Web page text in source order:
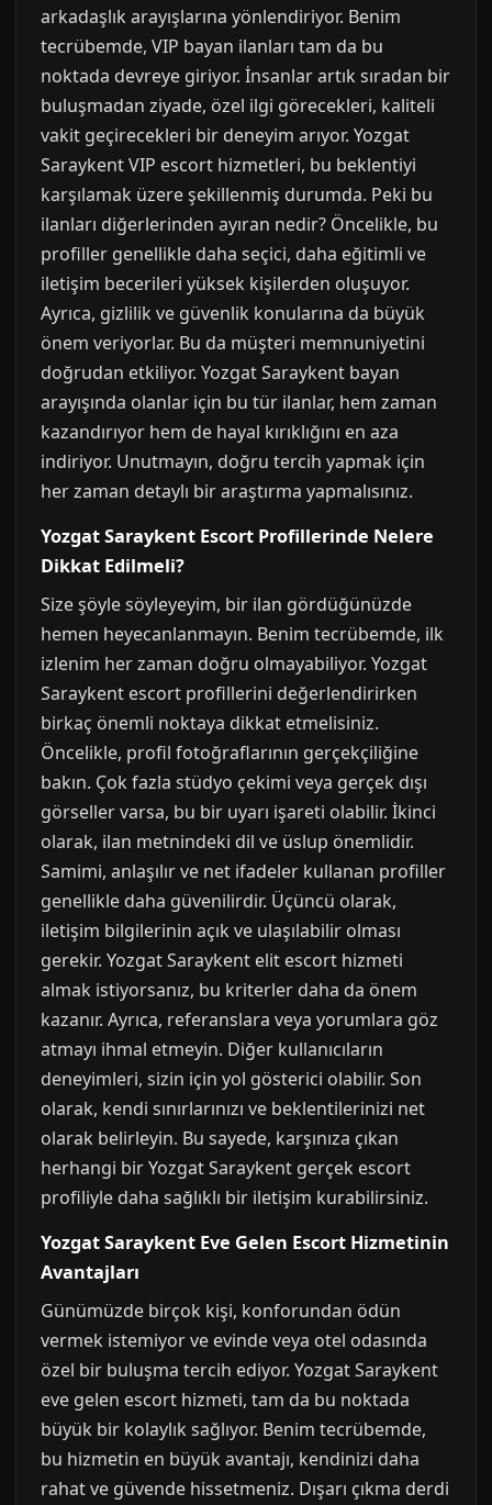
arkadaşlık arayışlarına yönlendiriyor. Benim
tecrübemde, VIP bayan ilanları tam da bu
noktada devreye giriyor. İnsanlar artık sıradan bir
buluşmadan ziyade, özel ilgi görecekleri, kaliteli
vakit geçirecekleri bir deneyim arıyor. Yozgat
Saraykent VIP escort hizmetleri, bu beklentiyi
karşılamak üzere şekillenmiş durumda. Peki bu
ilanları diğerlerinden ayıran nedir? Öncelikle, bu
profiller genellikle daha seçici, daha eğitimli ve
iletişim becerileri yüksek kişilerden oluşuyor.
Ayrıca, gizlilik ve güvenlik konularına da büyük
önem veriyorlar. Bu da müşteri memnuniyetini
doğrudan etkiliyor. Yozgat Saraykent bayan
arayışında olanlar için bu tür ilanlar, hem zaman
kazandırıyor hem de hayal kırıklığını en aza
indiriyor. Unutmayın, doğru tercih yapmak için
her zaman detaylı bir araştırma yapmalısınız.
Yozgat Saraykent Escort Profillerinde Nelere
Dikkat Edilmeli?
Size şöyle söyleyeyim, bir ilan gördüğünüzde
hemen heyecanlanmayın. Benim tecrübemde, ilk
izlenim her zaman doğru olmayabiliyor. Yozgat
Saraykent escort profillerini değerlendirirken
birkaç önemli noktaya dikkat etmelisiniz.
Öncelikle, profil fotoğraflarının gerçekçiliğine
bakın. Çok fazla stüdyo çekimi veya gerçek dışı
görseller varsa, bu bir uyarı işareti olabilir. İkinci
olarak, ilan metnindeki dil ve üslup önemlidir.
Samimi, anlaşılır ve net ifadeler kullanan profiller
genellikle daha güvenilirdir. Üçüncü olarak,
iletişim bilgilerinin açık ve ulaşılabilir olması
gerekir. Yozgat Saraykent elit escort hizmeti
almak istiyorsanız, bu kriterler daha da önem
kazanır. Ayrıca, referanslara veya yorumlara göz
atmayı ihmal etmeyin. Diğer kullanıcıların
deneyimleri, sizin için yol gösterici olabilir. Son
olarak, kendi sınırlarınızı ve beklentilerinizi net
olarak belirleyin. Bu sayede, karşınıza çıkan
herhangi bir Yozgat Saraykent gerçek escort
profiliyle daha sağlıklı bir iletişim kurabilirsiniz.
Yozgat Saraykent Eve Gelen Escort Hizmetinin
Avantajları
Günümüzde birçok kişi, konforundan ödün
vermek istemiyor ve evinde veya otel odasında
özel bir buluşma tercih ediyor. Yozgat Saraykent
eve gelen escort hizmeti, tam da bu noktada
büyük bir kolaylık sağlıyor. Benim tecrübemde,
bu hizmetin en büyük avantajı, kendinizi daha
rahat ve güvende hissetmeniz. Dışarı çıkma derdi